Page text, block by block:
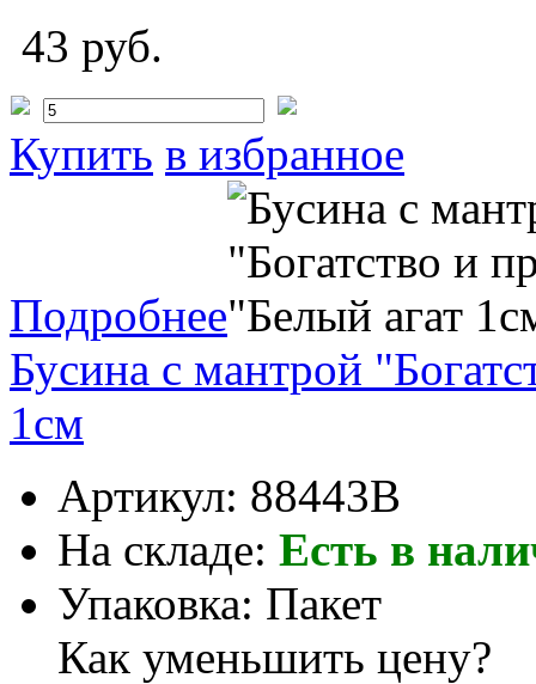
43 руб.
Купить в избранное
Подробнее
Бусина с мантрой
1см
Артикул: 88443B
На складе: Есть в
Упаковка: Пакет
Как уменьшить цену?